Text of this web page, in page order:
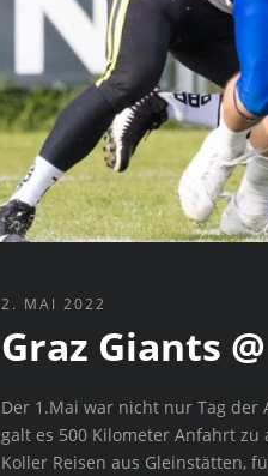
2. MAI 2022
Graz Giants
Der 1.Mai war nicht nur Tag
galt es 500 Kilometer Anfahrt
Koller Reisen aus Gleinstätten,